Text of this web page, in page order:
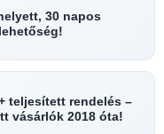
30 napos
teljesített rendelés –
vásárlók 2018 óta!